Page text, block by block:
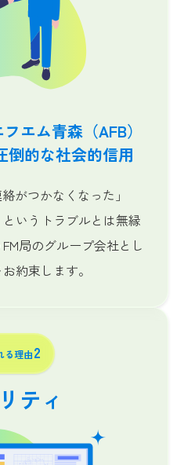
エム青森（AFB）
倒的な社会的信用
がつかなくなった」
というトラブルとは無縁
局のグループ会社とし
約束します。
る理由2
ティ